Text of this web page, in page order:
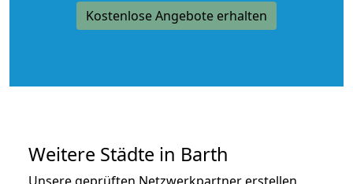
Kostenlose Angebote erhalten
Weitere Städte in Barth
Unsere geprüften Netzwerkpartner erstellen